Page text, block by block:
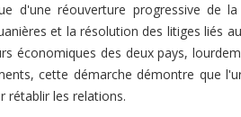
d'une réouverture progressive de
et la résolution des litiges liés
économiques des deux pays,
cette démarche démontre que
rétablir les relations.